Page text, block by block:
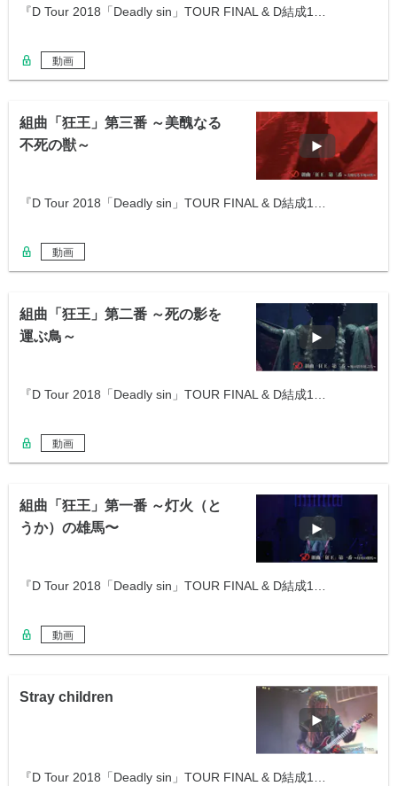
『D Tour 2018「Deadly sin」TOUR FINAL & D結成1…
動画
組曲「狂王」第三番 ～美醜なる
不死の獣～
『D Tour 2018「Deadly sin」TOUR FINAL & D結成1…
動画
組曲「狂王」第二番 ～死の影を
運ぶ鳥～
『D Tour 2018「Deadly sin」TOUR FINAL & D結成1…
動画
組曲「狂王」第一番 ～灯火（と
うか）の雄馬〜
『D Tour 2018「Deadly sin」TOUR FINAL & D結成1…
動画
Stray children
『D Tour 2018「Deadly sin」TOUR FINAL & D結成1…